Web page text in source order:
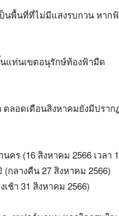
นพื้นที่ที่ไม่มีแสงรบกวน หา
แท่นเขตอนุรักษ์ท้องฟ้ามืด
ลอดเดือนสิงหาคมยังมีปรา
คร (16 สิงหาคม 2566 เวลา
กลางคืน 27 สิงหาคม 2566)
ช้า 31 สิงหาคม 2566)